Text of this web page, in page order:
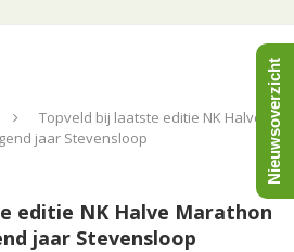
Topveld bij laatste editie NK Halve
jaar Stevensloop
editie NK Halve Marathon
jaar Stevensloop
Nieuwsoverzicht